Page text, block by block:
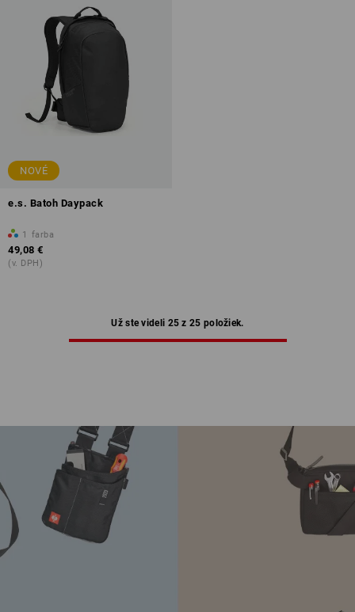
NOVÉ
e.s. Batoh Daypack
1 farba
49,08 €
(v. DPH)
Už ste videli 25 z 25 položiek.